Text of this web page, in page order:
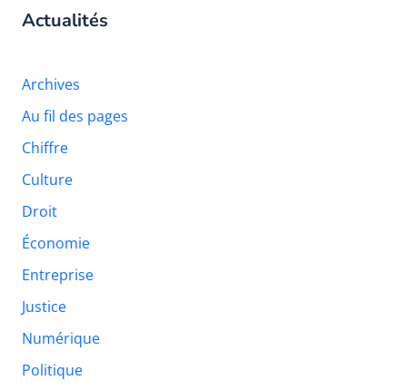
Actualités
Archives
Au fil des pages
Chiffre
Culture
Droit
Économie
Entreprise
Justice
Numérique
Politique